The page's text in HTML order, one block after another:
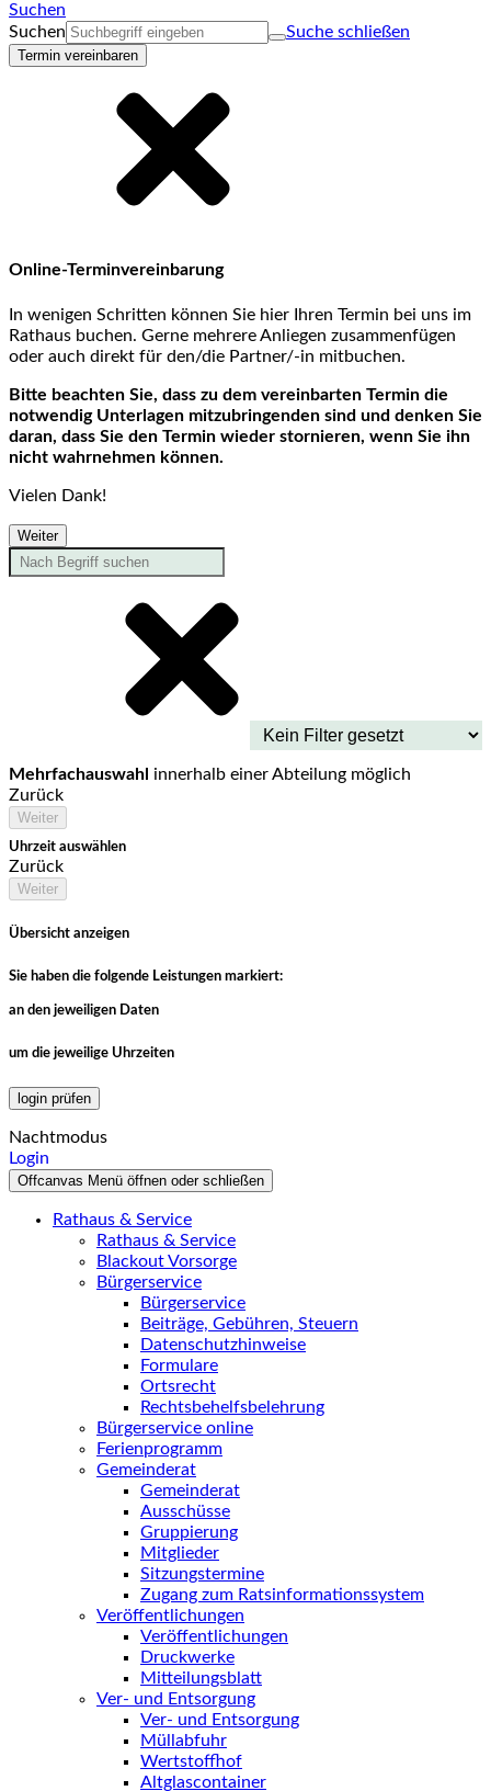
Suchen
Suchen
Suche schließen
Termin vereinbaren
Online-Terminvereinbarung
In wenigen Schritten können Sie hier Ihren Termin bei uns im
Rathaus buchen. Gerne mehrere Anliegen zusammenfügen
oder auch direkt für den/die Partner/-in mitbuchen.
Bitte beachten Sie, dass zu dem vereinbarten Termin die
notwendig Unterlagen mitzubringenden sind und denken Sie
daran, dass Sie den Termin wieder stornieren, wenn Sie ihn
nicht wahrnehmen können.
Vielen Dank!
Weiter
Mehrfachauswahl innerhalb einer Abteilung möglich
Zurück
Weiter
Uhrzeit auswählen
Zurück
Weiter
Übersicht anzeigen
Sie haben die folgende Leistungen markiert:
an den jeweiligen Daten
um die jeweilige Uhrzeiten
login prüfen
Nachtmodus
Login
Offcanvas Menü öffnen oder schließen
Rathaus & Service
Rathaus & Service
Blackout Vorsorge
Bürgerservice
Bürgerservice
Beiträge, Gebühren, Steuern
Datenschutzhinweise
Formulare
Ortsrecht
Rechtsbehelfsbelehrung
Bürgerservice online
Ferienprogramm
Gemeinderat
Gemeinderat
Ausschüsse
Gruppierung
Mitglieder
Sitzungstermine
Zugang zum Ratsinformationssystem
Veröffentlichungen
Veröffentlichungen
Druckwerke
Mitteilungsblatt
Ver- und Entsorgung
Ver- und Entsorgung
Müllabfuhr
Wertstoffhof
Altglascontainer